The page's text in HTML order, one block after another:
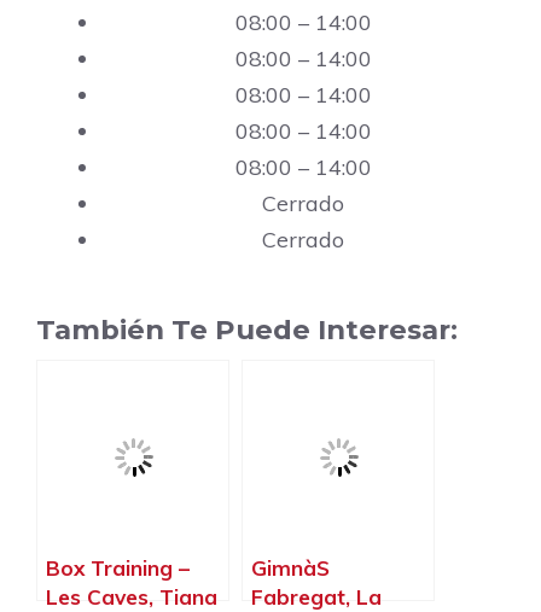
08:00 – 14:00
08:00 – 14:00
08:00 – 14:00
08:00 – 14:00
08:00 – 14:00
Cerrado
Cerrado
También Te Puede Interesar:
Box Training –
Les Caves, Tiana
GimnàS
Fabregat, La